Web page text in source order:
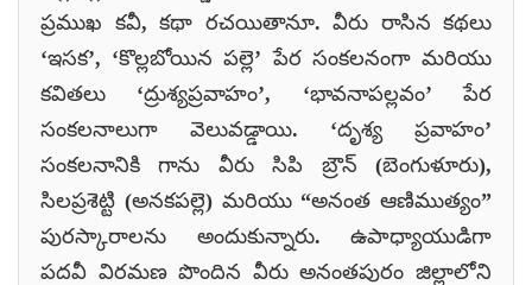
ప్రముఖ కవీ, కథా రచయితానూ. వీరు రాసిన కథలు
‘ఇసక’, ‘కొల్లబోయిన పల్లె’ పేర సంకలనంగా మరియు
కవితలు ‘ద్రుశ్యప్రవాహం’, ‘భావనాపల్లవం’ పేర
సంకలనాలుగా వెలువడ్డాయి. ‘దృశ్య ప్రవాహం’
సంకలనానికి గాను వీరు సిపి బ్రౌన్ (బెంగుళూరు),
సిలప్రశెట్టి (అనకపల్లె) మరియు “అనంత ఆణిముత్యం”
పురస్కారాలను అందుకున్నారు. ఉపాధ్యాయుడిగా
పదవీ విరమణ పొందిన వీరు అనంతపురం జిల్లాలోని